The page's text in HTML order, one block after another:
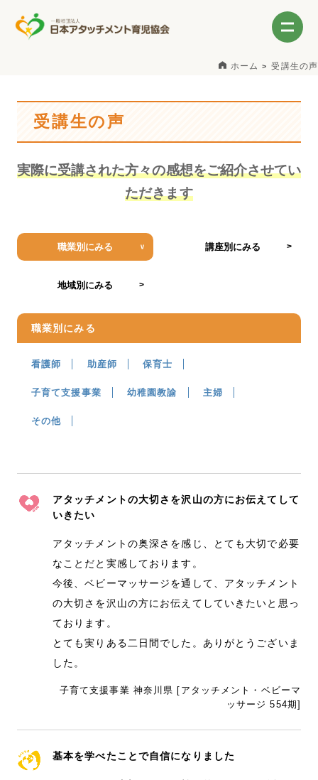
ホーム 受講生の声
受講生の声
実際に受講された方々の感想をご紹介させてい
ただきます
職業別にみる 講座別にみる
地域別にみる
職業別にみる
看護師 助産師 保育士
子育て支援事業 幼稚園教諭 主婦
その他
アタッチメントの大切さを沢山の方にお伝えてして
いきたい
アタッチメントの奥深さを感じ、とても大切で必要
なことだと実感しております。
今後、ベビーマッサージを通して、アタッチメント
の大切さを沢山の方にお伝えてしていきたいと思っ
ております。
とても実りある二日間でした。ありがとうございま
した。
子育て支援事業 神奈川県 [アタッチメント・ベビーマ
ッサージ 554期]
基本を学べたことで自信になりました